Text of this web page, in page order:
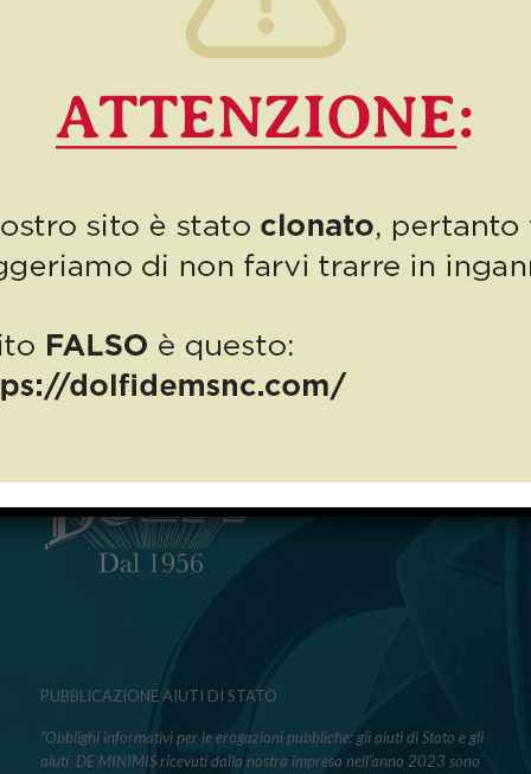
VOLLEY, Dolfi scende in
campo contro il COVID!
lo sport: come molte aziende, anche molte società sportive […]
4 Read more
PUBBLICAZIONE AIUTI DI STATO
“Obblighi informativi per le erogazioni pubbliche: gli aiuti di Stato e gli
aiuti DE MINIMIS ricevuti dalla nostra impresa nell’anno 2023 sono